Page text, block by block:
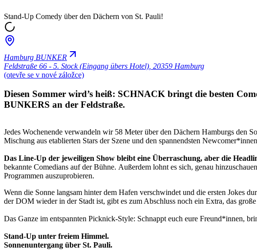
Stand-Up Comedy über den Dächern von St. Pauli!
Hamburg BUNKER
Feldstraße 66 - 5. Stock (Eingang übers Hotel) 20359 Hamburg
(otevře se v nové záložce)
Diesen Sommer wird’s heiß: SCHNACK bringt die besten
BUNKERS an der Feldstraße.
Jedes Wochenende verwandeln wir 58 Meter über den Dächern Hamburgs den
Mischung aus etablierten Stars der Szene und den spannendsten
Das Line-Up der jeweiligen Show bleibt eine Überraschung, aber die
bekannte Comedians auf der Bühne. Außerdem lohnt es sich, genau
Programmen auszuprobieren.
Wenn die Sonne langsam hinter dem Hafen verschwindet und die ersten Jokes
der DOM wieder in der Stadt ist, gibt es zum Abschluss noch ein Extra, das große
Das Ganze im entspannten Picknick-Style: Schnappt euch eure Freund*innen,
Stand-Up unter freiem Himmel.
Sonnenuntergang über St. Pauli.